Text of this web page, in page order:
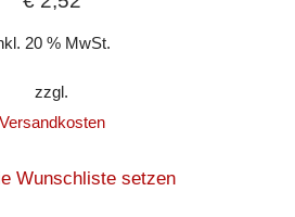
20 % MwSt.
zzgl.
Versandkosten
Wunschliste setzen